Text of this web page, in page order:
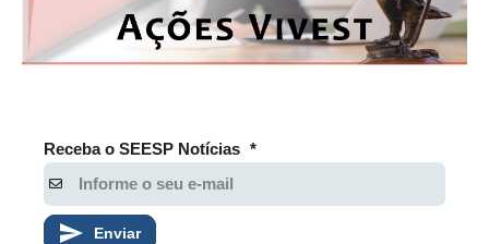
OPORTUNIDADES
CARREIRA
AUTÔNOMOS E SERVIÇOS
Receba o SEESP Notícias *
Enviar